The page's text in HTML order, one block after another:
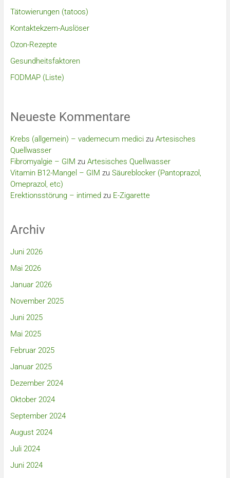
Tätowierungen (tatoos)
Kontaktekzem-Auslöser
Ozon-Rezepte
Gesundheitsfaktoren
FODMAP (Liste)
Neueste Kommentare
Krebs (allgemein) – vademecum medicizu Artesisches
Quellwasser
Fibromyalgie – GIM zu Artesisches Quellwasser
Vitamin B12-Mangel – GIM zu Säureblocker (Pantoprazol,
Omeprazol, etc)
Erektionsstörung – intimed zu E-Zigarette
Archiv
Juni 2026
Mai 2026
Januar 2026
November 2025
Juni 2025
Mai 2025
Februar 2025
Januar 2025
Dezember 2024
Oktober 2024
September 2024
August 2024
Juli 2024
Juni 2024